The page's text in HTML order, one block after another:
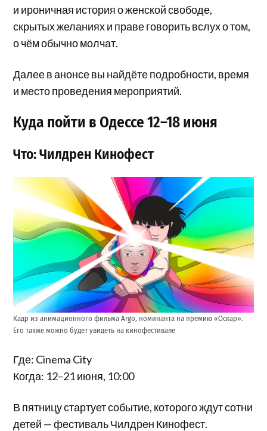
и ироничная история о женской свободе,
скрытых желаниях и праве говорить вслух о том,
о чём обычно молчат.
Далее в анонсе вы найдёте подробности, время
и место проведения мероприятий.
Куда пойти в Одессе 12–18 июня
Что: Чилдрен Кинофест
Кадр из анимационного фильма Argo, номинанта на премию «Оскар».
Его также можно будет увидеть на кинофестивале
Где: Cinema City
Когда: 12–21 июня, 10:00
В пятницу стартует событие, которого ждут сотни
детей — фестиваль Чилдрен Кинофест.